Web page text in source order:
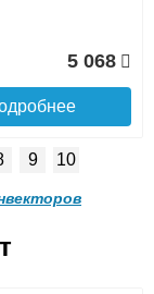
цвета
5 068
9 10